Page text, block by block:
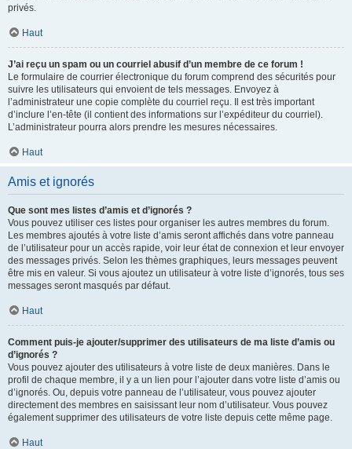
privés.
Haut
J’ai reçu un spam ou un courriel abusif d’un membre de ce forum !
Le formulaire de courrier électronique du forum comprend des sécurités pour
suivre les utilisateurs qui envoient de tels messages. Envoyez à
l’administrateur une copie complète du courriel reçu. Il est très important
d’inclure l’en-tête (il contient des informations sur l’expéditeur du courriel).
L’administrateur pourra alors prendre les mesures nécessaires.
Haut
Amis et ignorés
Que sont mes listes d’amis et d’ignorés ?
Vous pouvez utiliser ces listes pour organiser les autres membres du forum.
Les membres ajoutés à votre liste d’amis seront affichés dans votre panneau
de l’utilisateur pour un accès rapide, voir leur état de connexion et leur envoyer
des messages privés. Selon les thèmes graphiques, leurs messages peuvent
être mis en valeur. Si vous ajoutez un utilisateur à votre liste d’ignorés, tous ses
messages seront masqués par défaut.
Haut
Comment puis-je ajouter/supprimer des utilisateurs de ma liste d’amis ou
d’ignorés ?
Vous pouvez ajouter des utilisateurs à votre liste de deux manières. Dans le
profil de chaque membre, il y a un lien pour l’ajouter dans votre liste d’amis ou
d’ignorés. Ou, depuis votre panneau de l’utilisateur, vous pouvez ajouter
directement des membres en saisissant leur nom d’utilisateur. Vous pouvez
également supprimer des utilisateurs de votre liste depuis cette même page.
Haut